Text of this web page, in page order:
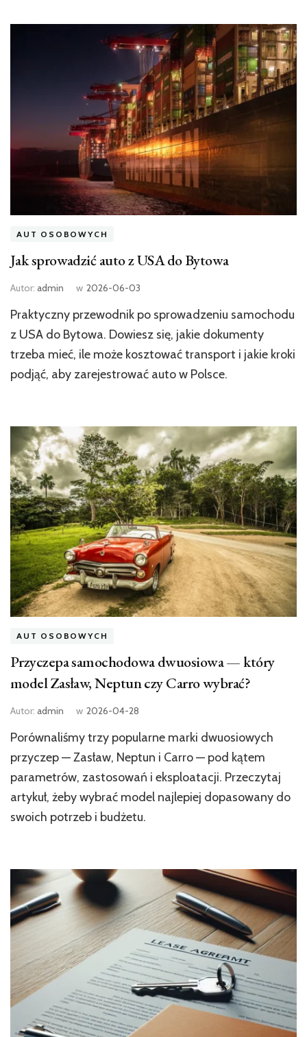
AUT OSOBOWYCH
Jak sprowadzić auto z USA do Bytowa
Autor: admin w 2026-06-03
Praktyczny przewodnik po sprowadzeniu samochodu
z USA do Bytowa. Dowiesz się, jakie dokumenty
trzeba mieć, ile może kosztować transport i jakie kroki
podjąć, aby zarejestrować auto w Polsce.
AUT OSOBOWYCH
Przyczepa samochodowa dwuosiowa — który
model Zasław, Neptun czy Carro wybrać?
Autor: admin w 2026-04-28
Porównaliśmy trzy popularne marki dwuosiowych
przyczep — Zasław, Neptun i Carro — pod kątem
parametrów, zastosowań i eksploatacji. Przeczytaj
artykuł, żeby wybrać model najlepiej dopasowany do
swoich potrzeb i budżetu.